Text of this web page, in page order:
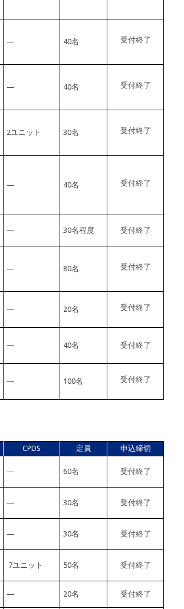
— 40名 受付終了
— 40名 受付終了
2ユニット 30名 受付終了
— 40名 受付終了
— 30名程度 受付終了
— 80名 受付終了
— 20名 受付終了
— 40名 受付終了
— 100名 受付終了
CPDS 定員
申込締切
— 60名 受付終了
— 30名 受付終了
— 30名 受付終了
7ユニット 50名 受付終了
— 20名 受付終了